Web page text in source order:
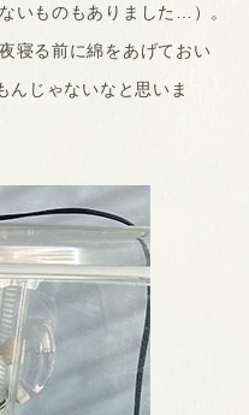
いものもありました…）。
寝る前に綿をあげておい
んじゃないなと思いま